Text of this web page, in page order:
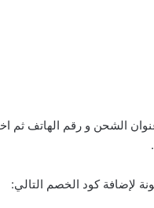
الشحن و رقم الهاتف ثم
لإضافة كود الخصم التالي: